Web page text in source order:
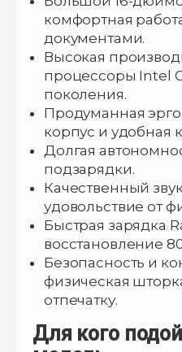
комфортная
документами.
Высокая
процессоры Intel
поколения.
Продуманная
корпус и удобная
Долгая
подзарядки.
Качественный
удовольствие от
Быстрая зарядка
восстановление
Безопасность и
физическая
отпечатку.
Для кого